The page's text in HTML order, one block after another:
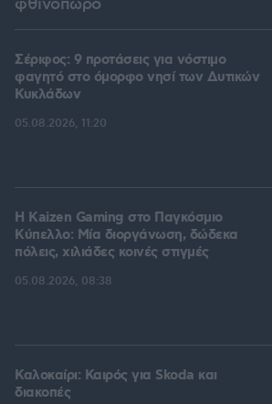
φθινόπωρο
Σέριφος: 9 προτάσεις για νόστιμο
φαγητό στο όμορφο νησί των Δυτικών
Κυκλάδων
05.08.2026, 11:20
H Kaizen Gaming στο Παγκόσμιο
Kύπελλο: Μία διοργάνωση, δώδεκα
πόλεις, χιλιάδες κοινές στιγμές
05.08.2026, 08:38
Καλοκαίρι: Καιρός για Skoda και
διακοπές